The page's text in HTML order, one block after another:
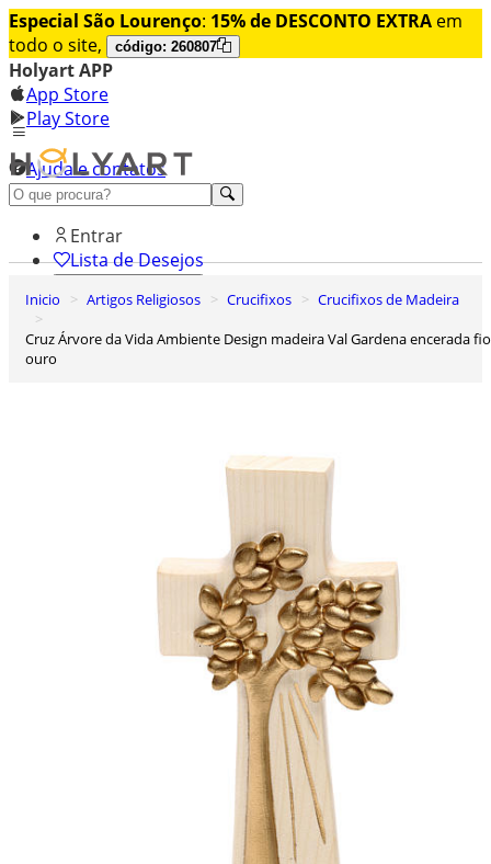
Especial São Lourenço: 15% de DESCONTO EXTRA em
todo o site,
código: 260807
Holyart APP
App Store
Play Store
Ajuda e contatos
Conheça premium
Entrar
Lista de Desejos
0
Inicio Artigos Religiosos Crucifixos
Crucifixos de Madeira
Cruz Árvore da Vida Ambiente Design madeira Val Gardena encerada fio
ouro